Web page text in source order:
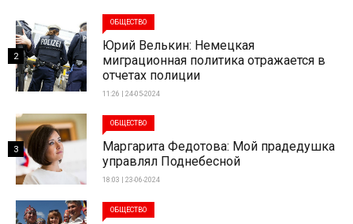
ОБЩЕСТВО
Юрий Велькин: Немецкая
миграционная политика отражается в
отчетах полиции
11:26 | 24-05-2024
2
ОБЩЕСТВО
Маргарита Федотова: Мой прадедушка
управлял Поднебесной
18:03 | 23-06-2024
3
ОБЩЕСТВО